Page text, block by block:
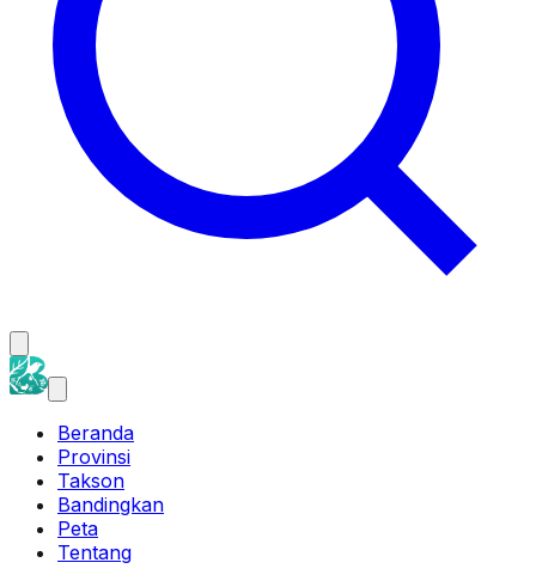
Beranda
Provinsi
Takson
Bandingkan
Peta
Tentang